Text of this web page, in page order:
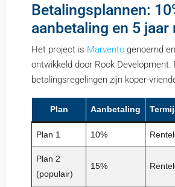
Betalingsplannen:
aanbetaling en 5 jaar
Het project is Marvento genoemd
ontwikkeld door Rook Development.
betalingsregelingen zijn koper-
Plan Aanbetaling
Plan 1 10%
Plan 2
(populair)
15%